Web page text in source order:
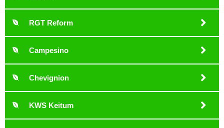
RGT Reform
Campesino
Chevignion
KWS Keitum